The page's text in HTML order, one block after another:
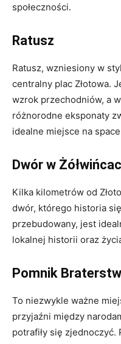
społeczności.
Ratusz
Ratusz, wzniesiony w
centralny plac Złotowa.
wzrok przechodniów, a
różnorodne‍ eksponaty
idealne miejsce⁣ na
Dwór w
Kilka kilometrów‌ od
dwór, ⁤którego ⁢historia​
przebudowany, jest
lokalnej historii oraz
Pomnik
To niezwykle ważne
przyjaźni ‍między⁣
potrafiły się